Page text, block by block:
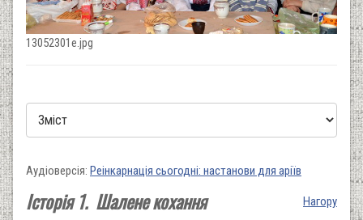
13052301e.jpg
Аудіоверсія: Реінкарнація сьогодні: настанови для аріїв
Нагору
Історія 1. Шалене кохання